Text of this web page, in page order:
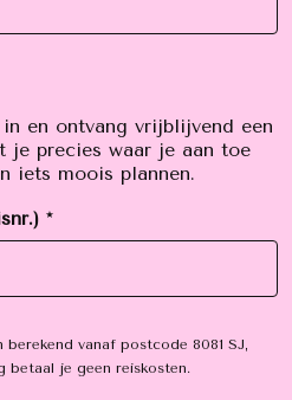
en ontvang vrijblijvend een
je precies waar je aan toe
iets moois plannen.
*
berekend vanaf postcode 8081 SJ,
betaal je geen reiskosten.